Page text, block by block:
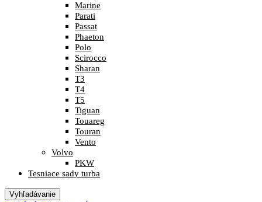
Marine
Parati
Passat
Phaeton
Polo
Scirocco
Sharan
T3
T4
T5
Tiguan
Touareg
Touran
Vento
Volvo
PKW
Tesniace sady turba
Vyhľadávanie